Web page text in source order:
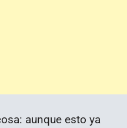
aunque esto ya